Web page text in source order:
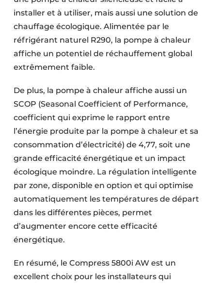
installer et à utiliser, mais aussi une solution de
chauffage écologique. Alimentée par le
réfrigérant naturel R290, la pompe à chaleur
affiche un potentiel de réchauffement global
extrêmement faible.
De plus, la pompe à chaleur affiche aussi un
SCOP (Seasonal Coefficient of Performance,
coefficient qui exprime le rapport entre
l’énergie produite par la pompe à chaleur et sa
consommation d’électricité) de 4,77, soit une
grande efficacité énergétique et un impact
écologique moindre. La régulation intelligente
par zone, disponible en option et qui optimise
automatiquement les températures de départ
dans les différentes pièces, permet
d’augmenter encore cette efficacité
énergétique.
En résumé, le Compress 5800i AW est un
excellent choix pour les installateurs qui